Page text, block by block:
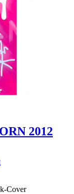
2012
Cover